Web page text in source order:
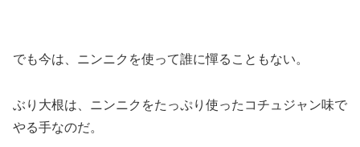
でも今は、ニンニクを使って誰に憚ることもない。
ぶり大根は、ニンニクをたっぷり使ったコチュジャン味で
やる手なのだ。